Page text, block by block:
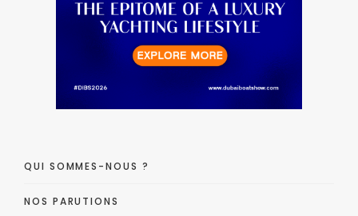
QUI SOMMES-NOUS ?
NOS PARUTIONS